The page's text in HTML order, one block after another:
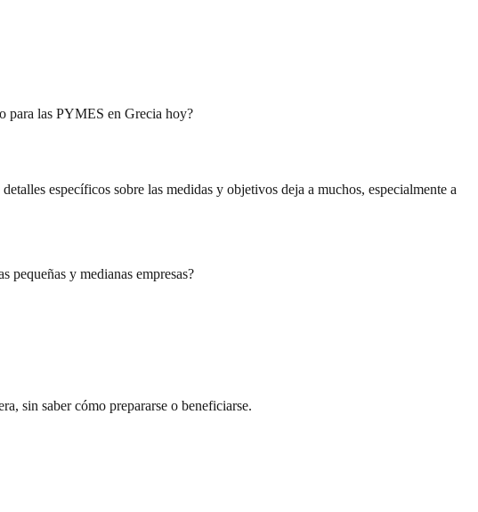
para las PYMES en Grecia hoy?
específicos sobre las medidas y objetivos deja a muchos, especialmente a
pequeñas y medianas empresas?
sin saber cómo prepararse o beneficiarse.